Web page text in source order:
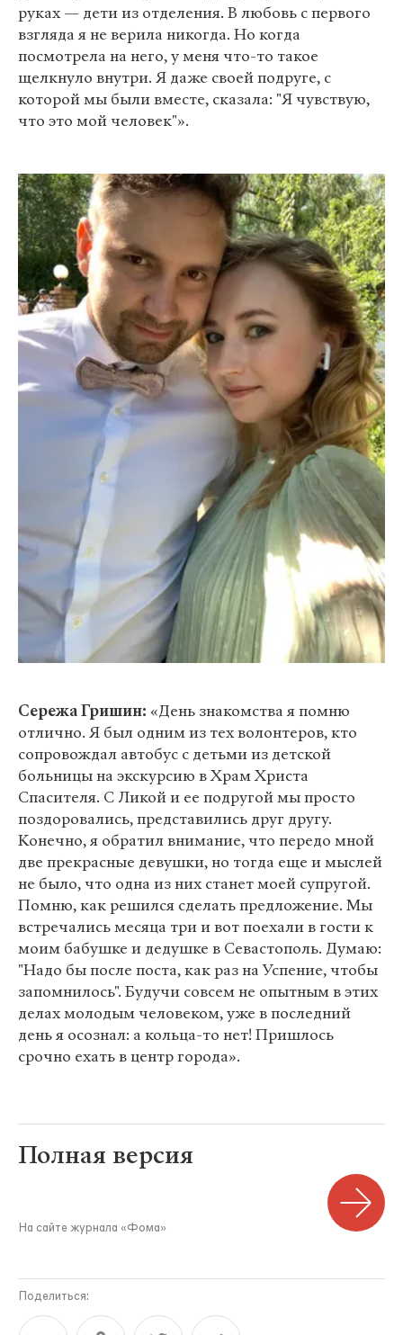
руках — дети из отделения. В любовь с первого
взгляда я не верила никогда. Но когда
посмотрела на него, у меня что-то такое
щелкнуло внутри. Я даже своей подруге, с
которой мы были вместе, сказала: "Я чувствую,
что это мой человек"».
Сережа Гришин: «День знакомства я помню
отлично. Я был одним из тех волонтеров, кто
сопровождал автобус с детьми из детской
больницы на экскурсию в Храм Христа
Спасителя. С Ликой и ее подругой мы просто
поздоровались, представились друг другу.
Конечно, я обратил внимание, что передо мной
две прекрасные девушки, но тогда еще и мыслей
не было, что одна из них станет моей супругой.
Помню, как решился сделать предложение. Мы
встречались месяца три и вот поехали в гости к
моим бабушке и дедушке в Севастополь. Думаю:
"Надо бы после поста, как раз на Успение, чтобы
запомнилось". Будучи совсем не опытным в этих
делах молодым человеком, уже в последний
день я осознал: а кольца-то нет! Пришлось
срочно ехать в центр города».
Полная версия
На сайте журнала «Фома»
Поделиться: